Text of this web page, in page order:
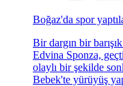
Boğaz'da spor
Bir dargın bir
Edvina Sponza,
olaylı bir şekilde
Bebek'te yürüyüş